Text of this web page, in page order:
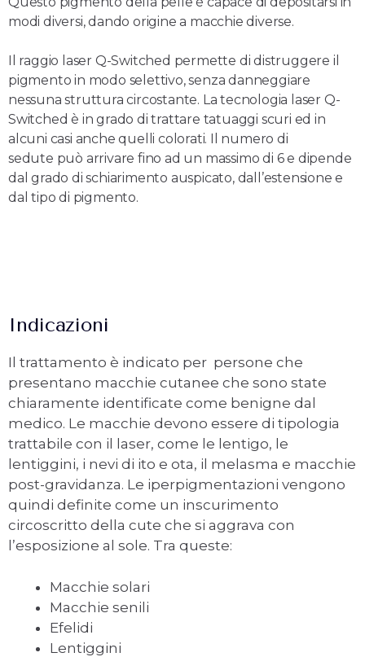
modi diversi, dando origine a macchie diverse.
Il raggio laser Q-Switched permette di distruggere il
pigmento in modo selettivo, senza danneggiare
nessuna struttura circostante. La tecnologia laser Q-
Switched è in grado di trattare tatuaggi scuri ed in
alcuni casi anche quelli colorati. Il numero di
sedute può arrivare fino ad un massimo di 6e dipende
dal grado di schiarimento auspicato, dall’estensione e
dal tipo di pigmento.
Indicazioni
Il trattamento è indicato per persone che
presentano macchie cutanee che sono state
chiaramente identificate come benigne dal
medico. Le macchie devono essere di tipologia
trattabile con il laser, come le lentigo, le
lentiggini, i nevi di ito e ota, il melasma e macchie
post-gravidanza. Le iperpigmentazioni vengono
quindi definite come un inscurimento
circoscritto della cute che si aggrava con
l’esposizione al sole. Tra queste:
Macchie solari
Macchie senili
Efelidi
Lentiggini